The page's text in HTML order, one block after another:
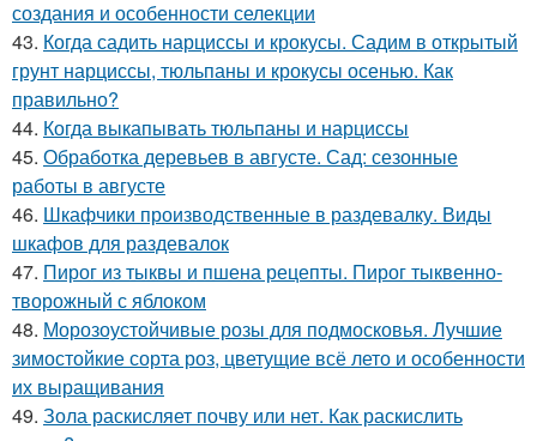
создания и особенности селекции
43. Когда садить нарциссы и крокусы. Садим в открытый
грунт нарциссы, тюльпаны и крокусы осенью. Как
правильно?
44. Когда выкапывать тюльпаны и нарциссы
45. Обработка деревьев в августе. Сад: сезонные
работы в августе
46. Шкафчики производственные в раздевалку. Виды
шкафов для раздевалок
47. Пирог из тыквы и пшена рецепты. Пирог тыквенно-
творожный с яблоком
48. Морозоустойчивые розы для подмосковья. Лучшие
зимостойкие сорта роз, цветущие всё лето и особенности
их выращивания
49. Зола раскисляет почву или нет. Как раскислить